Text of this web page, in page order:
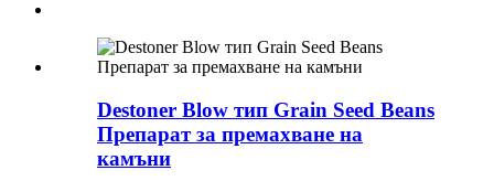
Destoner Blow тип Grain Seed Beans
Препарат за премахване на
камъни